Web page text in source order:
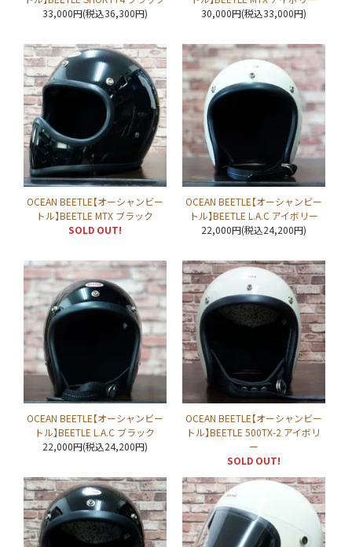
33,000円(税込36,300円)
30,000円(税込33,000円)
OCEAN BEETLE【オーシャンビー
トル】BEETLE MTX ブラック
SOLD OUT!
OCEAN BEETLE【オーシャンビー
トル】BEETLE L.A.C アイボリー
22,000円(税込24,200円)
OCEAN BEETLE【オーシャンビー
トル】BEETLE L.A.C ブラック
22,000円(税込24,200円)
OCEAN BEETLE【オーシャンビー
トル】BEETLE 500TX-2 アイボリ
ー
SOLD OUT!